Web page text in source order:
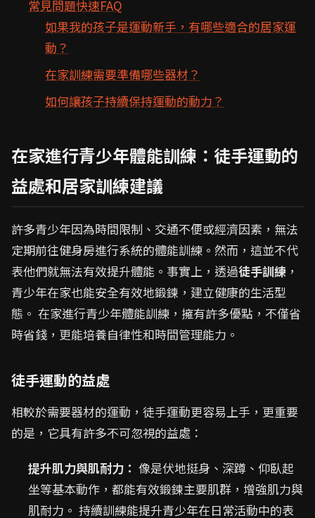
常見問題快速FAQ
如果我的孩子是運動新手，有哪些適合的居家運
動？
在家訓練需要準備哪些器材？
如何讓孩子持續保持運動的動力？
在家進行青少年體能訓練：徒手運動的
益處和居家訓練建議
許多青少年因為時間限制、交通不便或經濟因素，無法
定期前往健身房進行系統的體能訓練。然而，這並不代
表他們就無法有效提升體能。事實上，透過徒手訓練 ，
青少年在家也能安全有效地鍛鍊，建立健康的生活型
態。 在家進行青少年體能訓練，擁有許多優點，不僅省
時省錢，更能培養自律性和時間管理能力。
徒手運動的益處
相較於需要器材的運動，徒手運動更容易上手，更重要
的是，它具有許多不可忽視的益處：
提升肌力與肌耐力： 像是伏地挺身、深蹲、仰臥起
坐等基本動作，都能有效鍛鍊主要肌群，增強肌力與
肌耐力。 持續訓練能提升青少年在日常活動中的表